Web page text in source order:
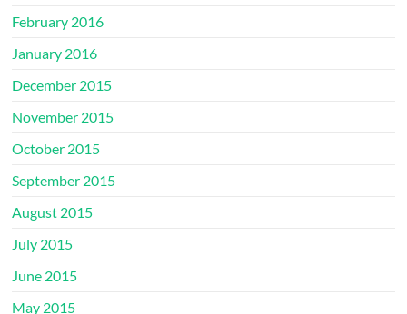
February 2016
January 2016
December 2015
November 2015
October 2015
September 2015
August 2015
July 2015
June 2015
May 2015